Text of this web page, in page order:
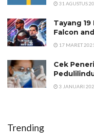
31 AGUSTUS
Tayang
Falcon
17 MARET 2021
Cek
3 JANUARI
Trending